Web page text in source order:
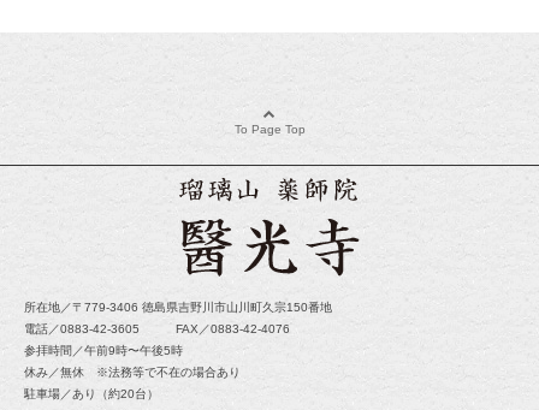
To Page Top
所在地／〒779-3406 徳島県吉野川市山川町久宗150番地
電話／0883-42-3605 FAX／0883-42-4076
参拝時間／午前9時〜午後5時
休み／無休 ※法務等で不在の場合あり
駐車場／あり（約20台）